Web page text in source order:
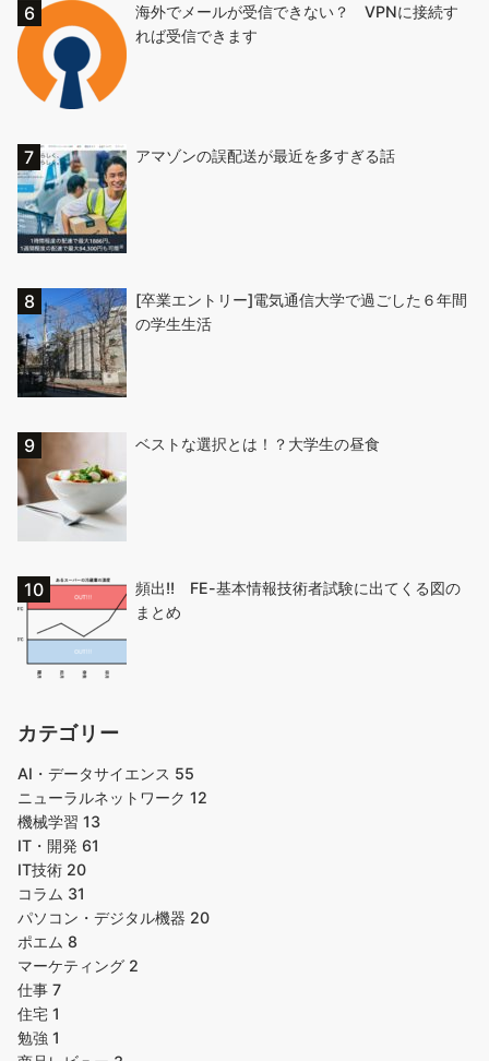
海外でメールが受信できない？ VPNに接続す
れば受信できます
アマゾンの誤配送が最近を多すぎる話
[卒業エントリー]電気通信大学で過ごした６年間
の学生生活
ベストな選択とは！？大学生の昼食
頻出!! FE-基本情報技術者試験に出てくる図の
まとめ
カテゴリー
AI・データサイエンス 55
ニューラルネットワーク 12
機械学習 13
IT・開発 61
IT技術 20
コラム 31
パソコン・デジタル機器 20
ポエム 8
マーケティング 2
仕事 7
住宅 1
勉強 1